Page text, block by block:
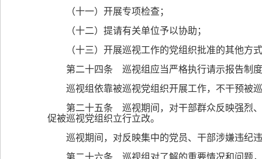
（十一）开展专项检查；
（十二）提请有关单位予以协助；
（十三）开展巡视工作的党组织批准的其他方
第二十四条 巡视组应当严格执行请示报告制
巡视组依靠被巡视党组织开展工作，不干预被
第二十五条 巡视期间，对干部群众反映强烈
促被巡视党组织立行立改。
巡视期间，对反映集中的党员、干部涉嫌违纪
第二十六条 巡视组对了解的重要情况和问题